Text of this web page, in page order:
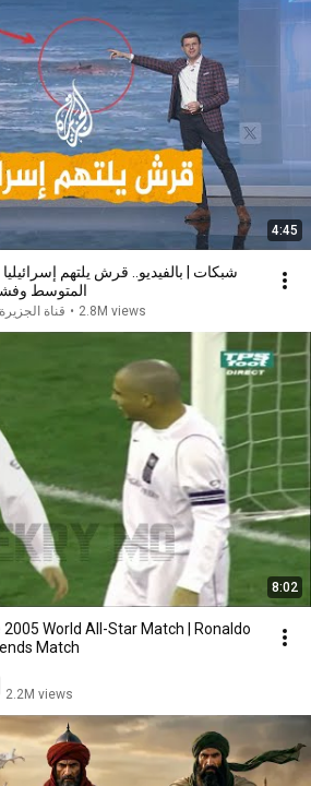
4:45
شبكات | بالفيديو.. قرش يلتهم
المتوسط
AlJazeera Arabic قناة الجزيرة • 2.8M views
8:02
World All-Star Match | Ronaldo
Match
2.2M views